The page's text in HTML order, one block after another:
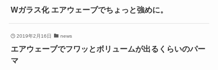
Wガラス化 エアウェーブでちょっと強めに。
2019年2月16日 news
エアウェーブでフワッとボリュームが出るくらいのパー
マ